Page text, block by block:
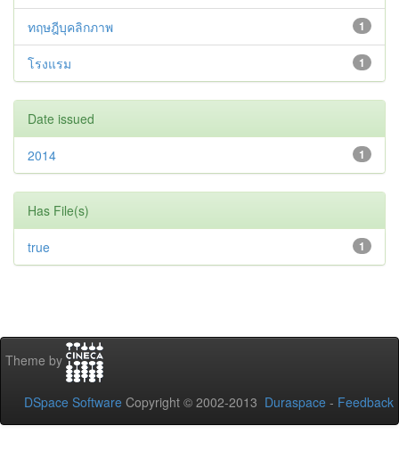
1
ทฤษฎีบุคลิกภาพ
1
โรงแรม
Date issued
1
2014
Has File(s)
1
true
Theme by
DSpace Software Copyright © 2002-2013 Duraspace - Feedback